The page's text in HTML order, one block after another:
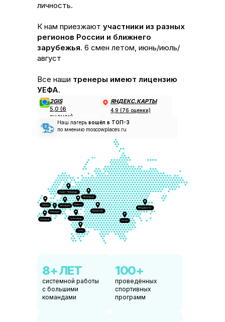
личность.
К нам приезжают участники из разных
регионов России и ближнего
зарубежья. 6 смен летом, июнь/июль/
август
Все наши тренеры имеют лицензию
УЕФА.
2GIS
5,0 (6
оценок)
ЯНДЕКС.КАРТЫ
4,9 (76 оценки)
Наш лагерь вошёл в ТОП-3
по мнению moscowplaces.ru
8+ ЛЕТ
системной работы
с большими
командами
100+
проведённых
спортивных
программ
ЭТО ЛЕТО МОЖЕТ СТАТЬ
ТЕМ САМЫМ
Листайте вправо